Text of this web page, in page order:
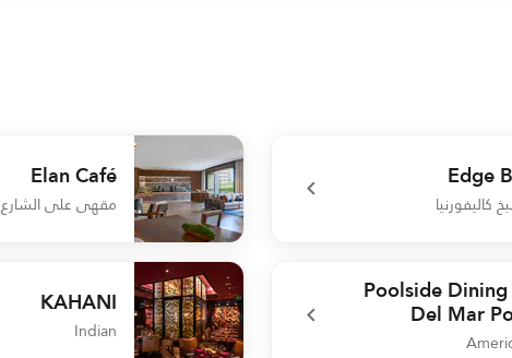
Edge
كاليفورنيا
Elan Café
مقهى على الشارع
undefined Elan Café
Poolside
Del Mar
KAHANI
Indian